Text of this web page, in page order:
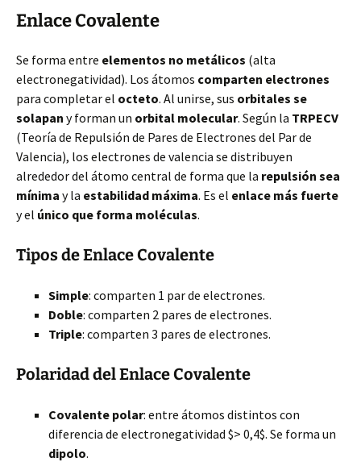
Enlace Covalente
Se forma entre elementos no metálicos (alta
electronegatividad). Los átomos comparten electrones
para completar el octeto. Al unirse, sus orbitales se
solapan y forman un orbital molecular. Según la TRPECV
(Teoría de Repulsión de Pares de Electrones del Par de
Valencia), los electrones de valencia se distribuyen
alrededor del átomo central de forma que la repulsión sea
mínima y la estabilidad máxima. Es el enlace más fuerte
y el único que forma moléculas.
Tipos de Enlace Covalente
Simple: comparten 1 par de electrones.
Doble: comparten 2 pares de electrones.
Triple: comparten 3 pares de electrones.
Polaridad del Enlace Covalente
Covalente polar: entre átomos distintos con
diferencia de electronegatividad $> 0,4$. Se forma un
dipolo.